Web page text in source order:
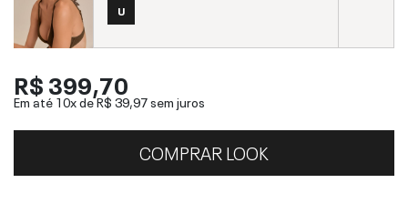
U
R$ 399,70
Em até 10x deR$ 39,97sem juros
COMPRAR LOOK